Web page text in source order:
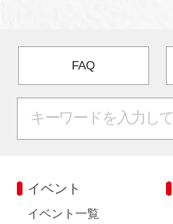
FAQ
イベント
イベント一覧